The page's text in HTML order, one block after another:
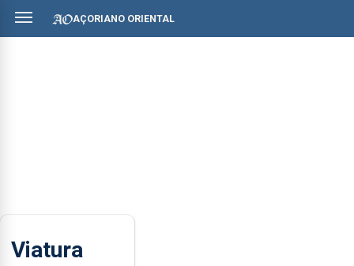
AÇORIANO ORIENTAL
Viatura